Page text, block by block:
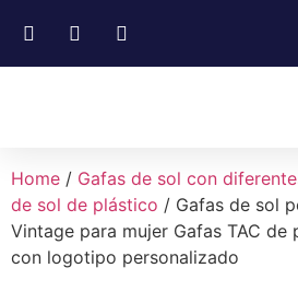
Home / Gafas de sol con
de sol de plástico / Gafas de sol
Vintage para mujer Gafas TAC de
con logotipo personalizado